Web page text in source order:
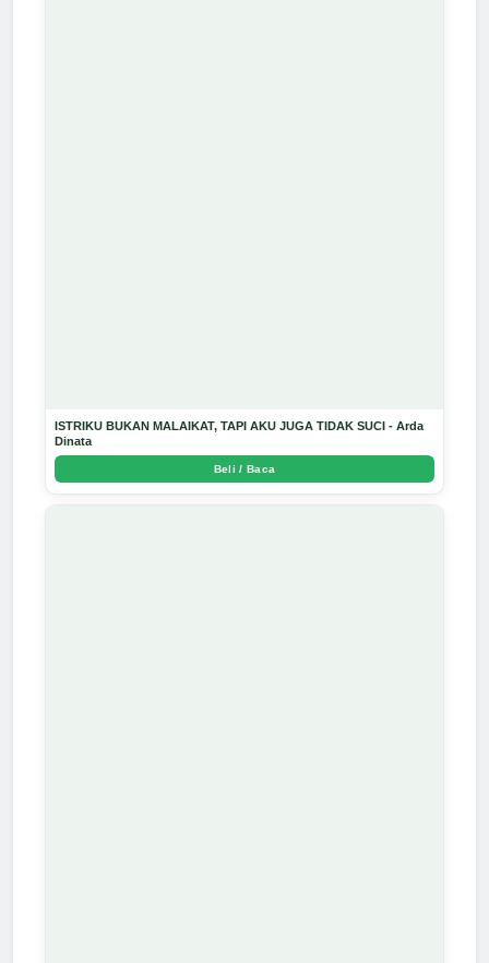
ISTRIKU BUKAN MALAIKAT, TAPI AKU JUGA TIDAK SUCI - Arda
Dinata
Beli / Baca